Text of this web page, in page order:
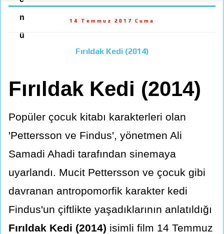
n
ü
14 Temmuz 2017 Cuma
Fırıldak Kedi (2014)
Fırıldak Kedi (2014)
Popüler çocuk kitabı karakterleri olan
'Pettersson ve Findus', yönetmen Ali
Samadi Ahadi tarafından sinemaya
uyarlandı. Mucit Pettersson ve çocuk gibi
davranan antropomorfik karakter kedi
Findus'un çiftlikte yaşadıklarının anlatıldığı
Fırıldak Kedi (2014) isimli film 14 Temmuz